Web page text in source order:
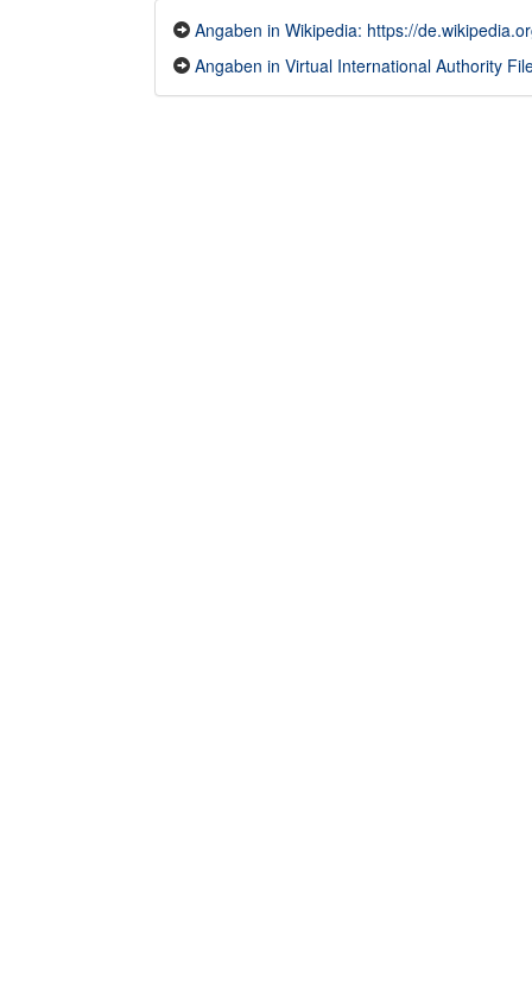
Angaben in Wikipedia: https://
Angaben in Virtual International Authority